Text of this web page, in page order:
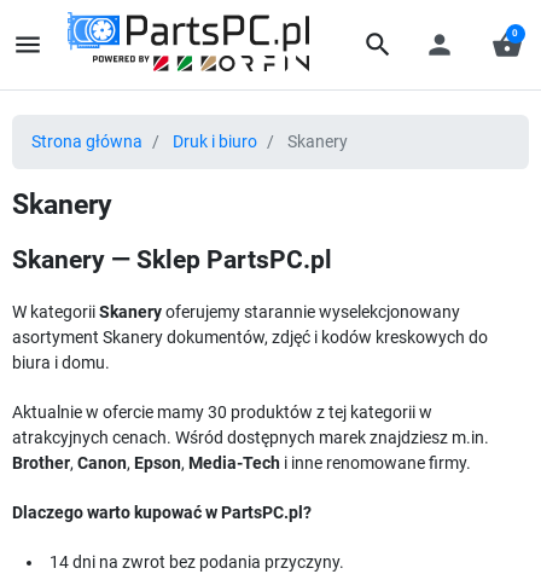
menu search person shopping_basket
0
Strona główna Druk i biuro Skanery
Skanery
Skanery — Sklep PartsPC.pl
W kategoriiSkaneryoferujemy starannie wyselekcjonowany
asortyment Skanery dokumentów, zdjęć i kodów kreskowych do
biura i domu.
Aktualnie w ofercie mamy 30 produktów z tej kategorii w
atrakcyjnych cenach. Wśród dostępnych marek znajdziesz m.in.
Brother, Canon, Epson, Media-Tech i inne renomowane firmy.
Dlaczego warto kupować w PartsPC.pl?
14 dni na zwrot bez podania przyczyny.